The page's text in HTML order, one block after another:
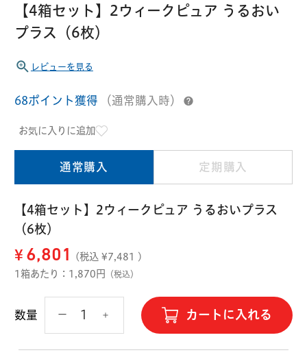
ソフト・使い捨て用
ハード用
オプション品
アイミー 東レ
当社について
【4箱セット】2ウィークピュア うるおい
プラス（6枚）
レビューを見る
68ポイント獲得 （通常購入時）
お気に入りに追加
通常購入 定期購入
【4箱セット】2ウィークピュア うるおいプラス
（6枚）
¥ 6,801 (税込 ¥7,481 )
1箱あたり：1,870円
（税込）
数量 カートに入れる